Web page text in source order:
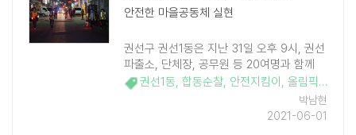
안전한 마을공동체 실현
권선구 권선1동은 지난 31일 오후 9시, 권선
파출소, 단체장, 공무원 등 20여명과 함께
안전취약, 범죄우려 지역에서 안전지킴이 합
동순찰을 실시했다. '우리동네 안전지킴이'는
여성 및 노약자의 야간 보행 시 ..
권선1동, 합동순찰, 안전지킴이 , 올림픽공원
박남현
2021-06-01